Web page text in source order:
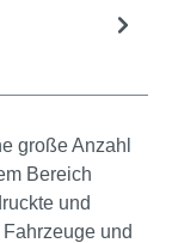
große Anzahl
Bereich
und
und